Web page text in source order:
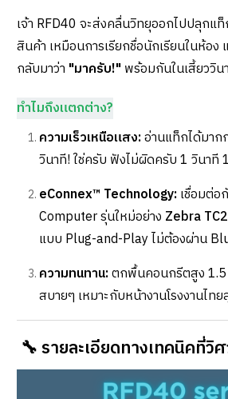
เจ้า RFD40 จะส่งคลื่นวิทยุออกไปปลุกแ
สินค้า เหมือนการเรียกชื่อนักเรียนในห้อ
กลับมาว่า "มาครับ!"พร้อมกันในเสี้ยววิน
ทำไมถึงแตกต่าง?
ความเร็วเหนือแสง:อ่านแท็กได้มา
วินาที! ใช่ครับ ฟังไม่ผิดครับ 1 วินาที
eConnex™ Technology:เชื่อมต่
Computer รุ่นใหม่อย่าง Zebra
แบบ Plug-and-Play ไม่ต้องผ่าน
ความทนทาน:ตกพื้นคอนกรีตสูง 1.5
สบายๆ เหมาะกับหน้างานโรงงานไท
🔧 รายละเอียดทางเทคนิคที่วิ